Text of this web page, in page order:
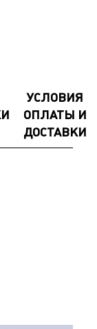
УСЛОВИЯ
ОПЛАТЫ И
ДОСТАВКИ